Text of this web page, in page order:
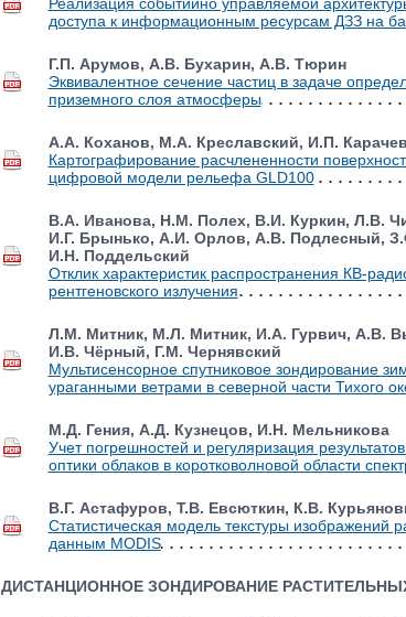
доступа к информационным ресурсам ДЗЗ на
Г.П. Арумов, А.В. Бухарин, А.В. Тюрин
Эквивалентное сечение частиц в задаче
приземного слоя атмосферы
А.А. Коханов, М.А. Креславский, И.П.
Картографирование расчлененности
цифровой модели рельефа GLD100
В.А. Иванова, Н.М. Полех, В.И. Куркин, Л.В.
И.Г. Брынько, А.И. Орлов, А.В. Подлесный,
И.Н. Поддельский
Отклик характеристик распространения КВ-
рентгеновского излучения
Л.М. Митник, М.Л. Митник, И.А. Гурвич, А.В.
И.В. Чёрный, Г.М. Чернявский
Мультисенсорное спутниковое зондирование
ураганными ветрами в северной части Тихого
М.Д. Гения, А.Д. Кузнецов, И.Н. Мельникова
Учет погрешностей и регуляризация
оптики облаков в коротковолновой области
В.Г. Астафуров, Т.В. Евсюткин, К.В.
Статистическая модель текстуры изображений
данным MODIS
ДИСТАНЦИОННОЕ ЗОНДИРОВАНИЕ